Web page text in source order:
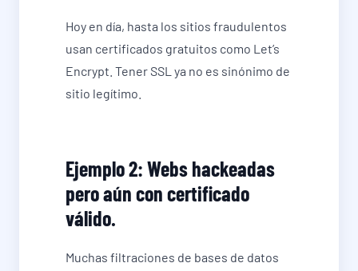
Hoy en día, hasta los sitios fraudulentos
usan certificados gratuitos como Let’s
Encrypt. Tener SSL ya no es sinónimo de
sitio legítimo.
Ejemplo 2: Webs hackeadas
pero aún con certificado
válido.
Muchas filtraciones de bases de datos